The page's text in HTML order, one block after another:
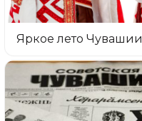
Яркое лето Чувашии